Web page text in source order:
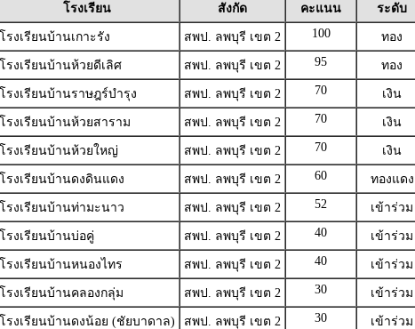
โรงเรียน สังกัด คะแนน ระดับ
โรงเรียนบ้านเกาะรัง สพป. ลพบุรี เขต 2 100 ทอง
โรงเรียนบ้านห้วยดีเลิศ สพป. ลพบุรี เขต 2 95 ทอง
โรงเรียนบ้านราษฎร์บำรุง สพป. ลพบุรี เขต 2 70 เงิน
โรงเรียนบ้านห้วยสาราม สพป. ลพบุรี เขต 2 70 เงิน
โรงเรียนบ้านห้วยใหญ่ สพป. ลพบุรี เขต 2 70 เงิน
โรงเรียนบ้านดงดินแดง สพป. ลพบุรี เขต 2 60 ทองแดง
โรงเรียนบ้านท่ามะนาว สพป. ลพบุรี เขต 2 52 เข้าร่วม
โรงเรียนบ้านบ่อคู่ สพป. ลพบุรี เขต 2 40 เข้าร่วม
โรงเรียนบ้านหนองไทร สพป. ลพบุรี เขต 2 40 เข้าร่วม
โรงเรียนบ้านคลองกลุ่ม สพป. ลพบุรี เขต 2 30 เข้าร่วม
โรงเรียนบ้านดงน้อย (ชัยบาดาล) สพป. ลพบุรี เขต 2 30 เข้าร่วม